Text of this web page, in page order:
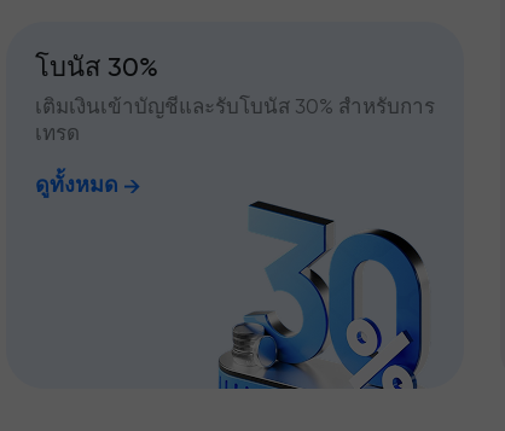
โบนัส 30%
เติมเงินเข้าบัญชีและรับโบนัส 30% สำหรับการ
เทรด
ดูทั้งหมด